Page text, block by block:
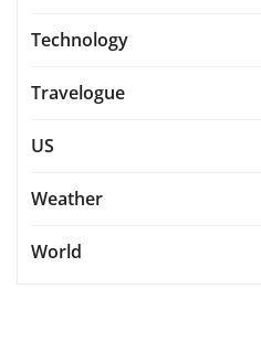
Technology
Travelogue
US
Weather
World